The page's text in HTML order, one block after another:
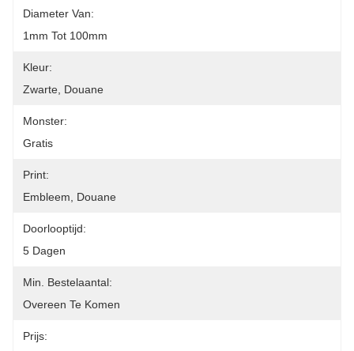
Diameter Van:
1mm Tot 100mm
Kleur:
Zwarte, Douane
Monster:
Gratis
Print:
Embleem, Douane
Doorlooptijd:
5 Dagen
Min. Bestelaantal:
Overeen Te Komen
Prijs: